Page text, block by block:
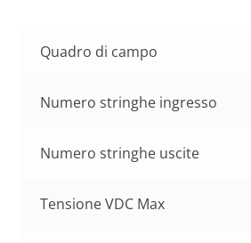
Quadro di campo
Numero stringhe ingresso
Numero stringhe uscite
Tensione VDC Max